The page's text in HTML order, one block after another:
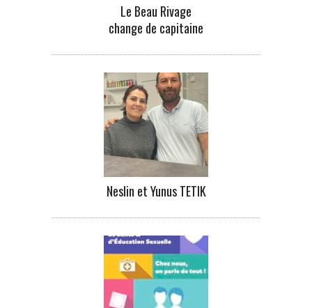
Le Beau Rivage
change de capitaine
Neslin et Yunus TETIK